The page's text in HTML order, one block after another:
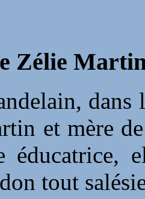
Zélie
et mère
éducatrice,
tout